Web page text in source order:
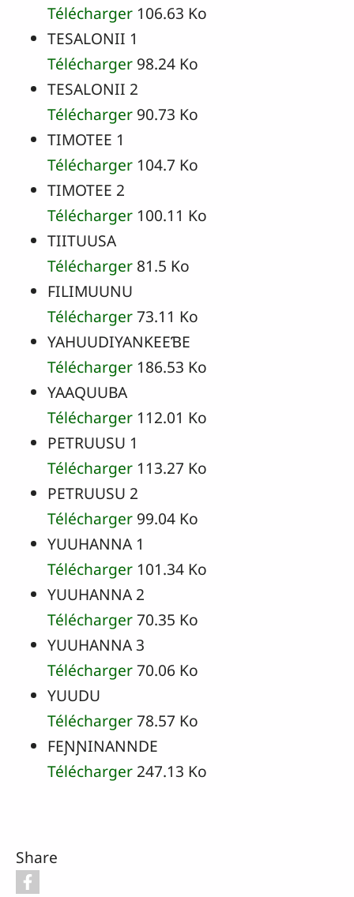
Télécharger 106.63 Ko
TESALONII 1
Télécharger 98.24 Ko
TESALONII 2
Télécharger 90.73 Ko
TIMOTEE 1
Télécharger 104.7 Ko
TIMOTEE 2
Télécharger 100.11 Ko
TIITUUSA
Télécharger 81.5 Ko
FILIMUUNU
Télécharger73.11 Ko
YAHUUDIYANKEEƁE
Télécharger 186.53 Ko
YAAQUUBA
Télécharger 112.01 Ko
PETRUUSU 1
Télécharger 113.27 Ko
PETRUUSU 2
Télécharger 99.04 Ko
YUUHANNA 1
Télécharger 101.34 Ko
YUUHANNA 2
Télécharger70.35 Ko
YUUHANNA 3
Télécharger70.06 Ko
YUUDU
Télécharger78.57 Ko
FEƝƝINANNDE
Télécharger 247.13 Ko
Share